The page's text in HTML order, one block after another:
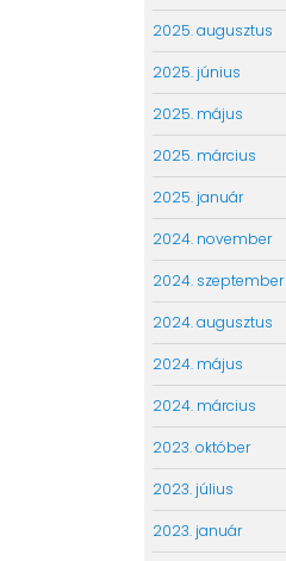
2025. augusztus
2025. június
2025. május
2025. március
2025. január
2024. november
2024. szeptember
2024. augusztus
2024. május
2024. március
2023. október
2023. július
2023. január